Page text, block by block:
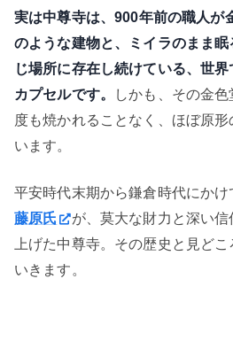
実は中尊寺は、900年前の職人が
のような建物と、ミイラのまま
じ場所に存在し続けている、世
カプセルです。
しかも、その金
度も焼かれることなく、ほぼ原
います。
平安時代末期から鎌倉時代にかけ
藤原氏
が、莫大な財力と深い
上げた中尊寺。その歴史と見ど
いきます。